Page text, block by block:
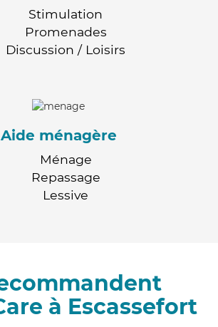
Stimulation
Promenades
Discussion / Loisirs
Aide ménagère
Ménage
Repassage
Lessive
à Escassefort